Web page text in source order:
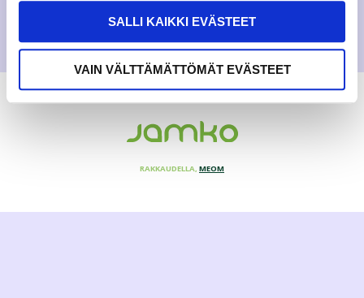
SALLI KAIKKI EVÄSTEET
VAIN VÄLTTÄMÄTTÖMÄT EVÄSTEET
RAKKAUDELLA, MEOM